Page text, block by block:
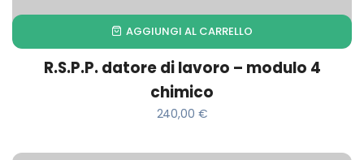
AGGIUNGI AL CARRELLO
R.S.P.P. datore di lavoro – modulo 4
chimico
240,00 €